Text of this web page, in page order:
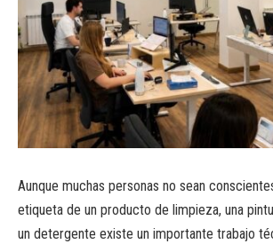
Aunque muchas personas no sean
etiqueta de un producto de limpieza, una
un detergente existe un importante trabajo